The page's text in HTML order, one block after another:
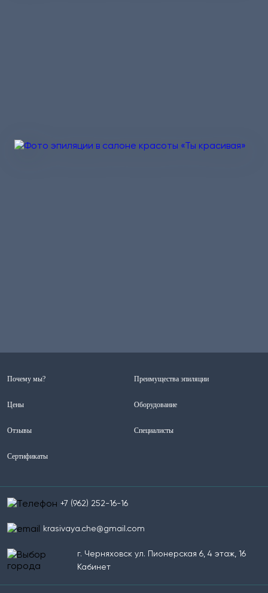
Почему мы? Преимущества эпиляции
Цены Оборудование
Отзывы Специалисты
Сертификаты
+7 (962) 252-16-16
krasivaya.che@gmail.com
г. Черняховск ул. Пионерская 6, 4 этаж, 16
Кабинет